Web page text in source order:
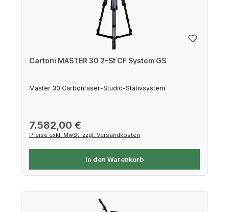
Cartoni MASTER 30 2-St CF System GS
Master 30 Carbonfaser-Studio-Stativsystem
Regulärer Preis:
7.582,00 €
Preise exkl. MwSt. zzgl. Versandkosten
In den Warenkorb